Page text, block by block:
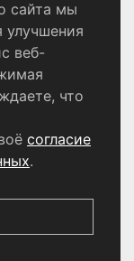
данных
СМИ
в сфере
и массовых
сайта мы
улучшения
веб-
что
согласие
.